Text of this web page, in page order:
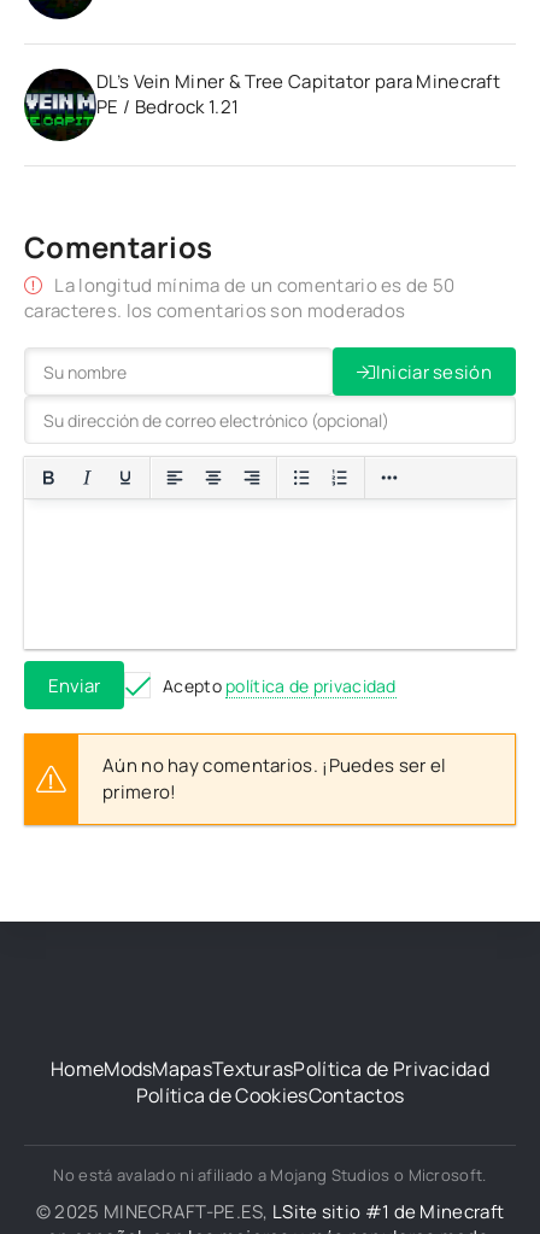
DL’s Vein Miner & Tree Capitator para Minecraft
PE / Bedrock 1.21
Comentarios
La longitud mínima de un comentario es de 50
caracteres. los comentarios son moderados
Iniciar sesión
Enviar Acepto política de privacidad
Aún no hay comentarios. ¡Puedes ser el
primero!
HomeModsMapasTexturasPolítica de Privacidad
Política de CookiesContactos
No está avalado ni afiliado a Mojang Studios o Microsoft.
© 2025 MINECRAFT-PE.ES, LSite sitio #1 de Minecraft